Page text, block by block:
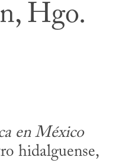
Hgo.
en México
hidalguense,